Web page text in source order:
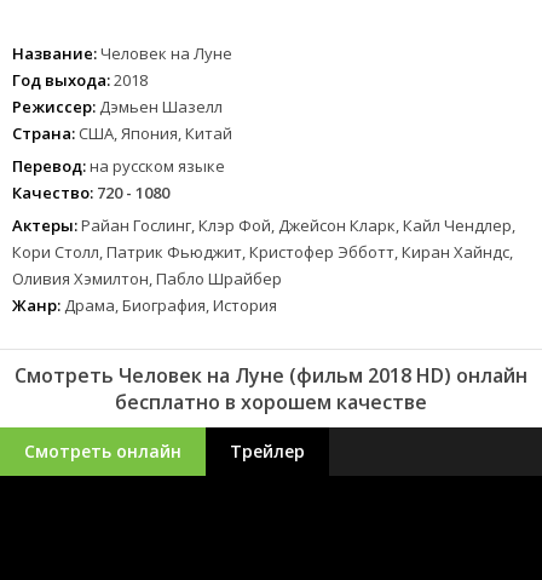
Название:Человек на Луне
Год выхода:2018
Режиссер: Дэмьен Шазелл
Страна: США, Япония, Китай
Перевод:на русском языке
Качество: 720 - 1080
Актеры:Райан Гослинг, Клэр Фой, Джейсон Кларк, Кайл Чендлер,
Кори Столл, Патрик Фьюджит, Кристофер Эбботт, Киран Хайндс,
Оливия Хэмилтон, Пабло Шрайбер
Жанр: Драма, Биография, История
Смотреть Человек на Луне (фильм 2018 HD) онлайн
бесплатно в хорошем качестве
Смотреть онлайн Трейлер